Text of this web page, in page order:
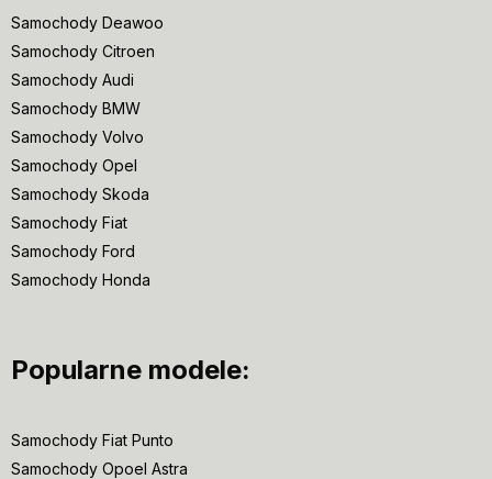
Samochody Deawoo
Samochody Citroen
Samochody Audi
Samochody BMW
Samochody Volvo
Samochody Opel
Samochody Skoda
Samochody Fiat
Samochody Ford
Samochody Honda
Popularne modele:
Samochody Fiat Punto
Samochody Opoel Astra